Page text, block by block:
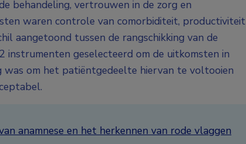
behandeling, vertrouwen in de zorg en
waren controle van comorbiditeit, productiviteit
aangetoond tussen de rangschikking van de
geselecteerd om de uitkomsten in
was om het patiëntgedeelte hiervan te voltooien
anamnese en het herkennen van rode vlaggen